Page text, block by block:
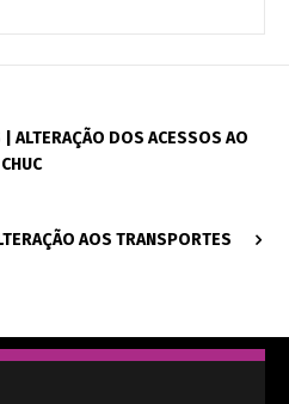
ALTERAÇÃO DOS ACESSOS AO
CHUC
AOS TRANSPORTES